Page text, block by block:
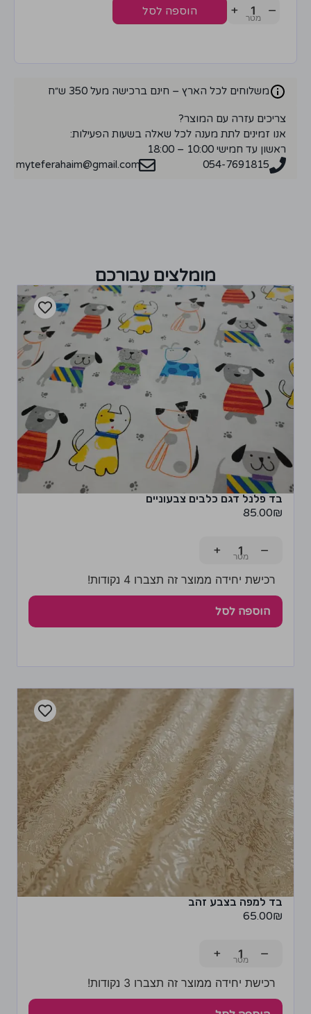
−
+ הוספה לסל
משלוחים לכל הארץ – חינם ברכישה מעל 350 ש״ח
צריכים עזרה עם המוצר?
אנו זמינים לתת מענה לכל שאלה בשעות הפעילות:
ראשון עד חמישי 10:00 – 18:00
054-7691815
myteferahaim@gmail.com
מומלצים עבורכם
בד פלנל דגם כלבים צבעוניים
85.00₪
−
+
רכישת יחידה ממוצר זה תצברו 4 נקודות!
הוספה לסל
בד למפה בצבע זהב
65.00₪
−
+
רכישת יחידה ממוצר זה תצברו 3 נקודות!